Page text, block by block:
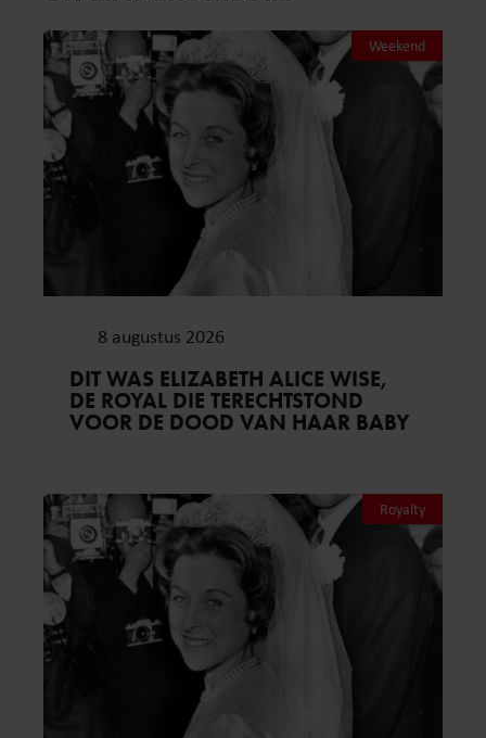
Weekend
8 augustus 2026
DIT WAS ELIZABETH ALICE WISE,
DE ROYAL DIE TERECHTSTOND
VOOR DE DOOD VAN HAAR BABY
Royalty